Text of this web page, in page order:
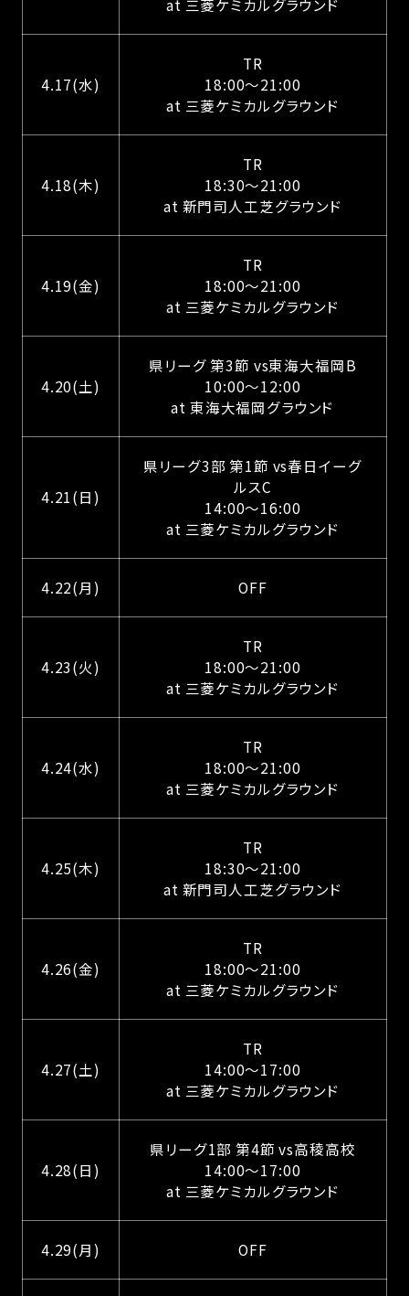
at 三菱ケミカルグラウンド
4.17(水)
TR
18:00〜21:00
at 三菱ケミカルグラウンド
4.18(木)
TR
18:30〜21:00
at 新門司人工芝グラウンド
4.19(金)
TR
18:00〜21:00
at 三菱ケミカルグラウンド
4.20(土)
県リーグ 第3節 vs東海大福岡B
10:00〜12:00
at 東海大福岡グラウンド
4.21(日)
県リーグ3部 第1節 vs春日イーグ
ルスC
14:00〜16:00
at 三菱ケミカルグラウンド
4.22(月) OFF
4.23(火)
TR
18:00〜21:00
at 三菱ケミカルグラウンド
4.24(水)
TR
18:00〜21:00
at 三菱ケミカルグラウンド
4.25(木)
TR
18:30〜21:00
at 新門司人工芝グラウンド
4.26(金)
TR
18:00〜21:00
at 三菱ケミカルグラウンド
4.27(土)
TR
14:00〜17:00
at 三菱ケミカルグラウンド
4.28(日)
県リーグ1部 第4節 vs高稜高校
14:00〜17:00
at 三菱ケミカルグラウンド
4.29(月) OFF